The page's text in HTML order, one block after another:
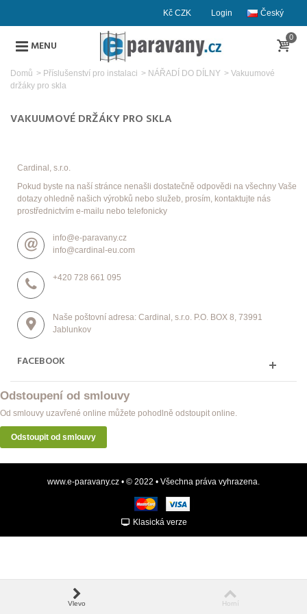
Český
Login
Kč CZK
MENU
0
Domů > Příslušenství pro instalaci > NÁŘADÍ DO DÍLNY > Vakuumové
držáky pro skla
VAKUUMOVÉ DRŽÁKY PRO SKLA
Cardinal, s.r.o.
Pokud byste na naší stránce nenašli dostatečně odpovědi na všechny Vaše
dotazy ohledně našich výrobků nebo služeb, prosím, kontaktujte nás
prostřednictvím e-mailu nebo telefonicky
info@e-paravany.cz
info@cardinal-eu.com
+420 728 661 095
Naše poštovní adresa: Cardinal, s.r.o. P.O. BOX 8, 73991
Jablunkov
FACEBOOK
Odstoupení od smlouvy
Od smlouvy uzavřené online můžete pohodlně odstoupit online.
Odstoupit od smlouvy
www.e-paravany.cz • © 2022 • Všechna práva vyhrazena.
Klasická verze
Vlevo Horní